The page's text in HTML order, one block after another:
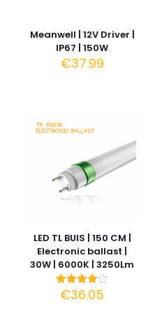
Meanwell | 12V Driver |
IP67 | 150W
€37.99
LED TL BUIS | 150 CM |
Electronic ballast |
30W | 6000K | 3250Lm
Gewaardeerd
€36.05